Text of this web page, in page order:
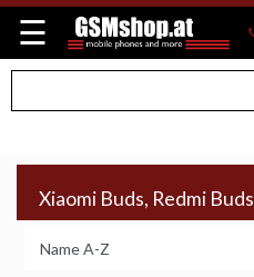
☰
Xiaomi Buds, Redmi Buds